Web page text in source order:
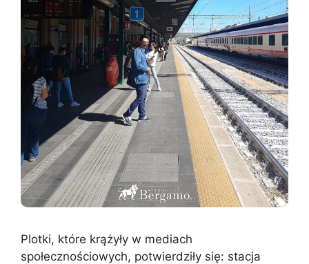
Plotki, które krążyły w mediach
społecznościowych, potwierdziły się: stacja